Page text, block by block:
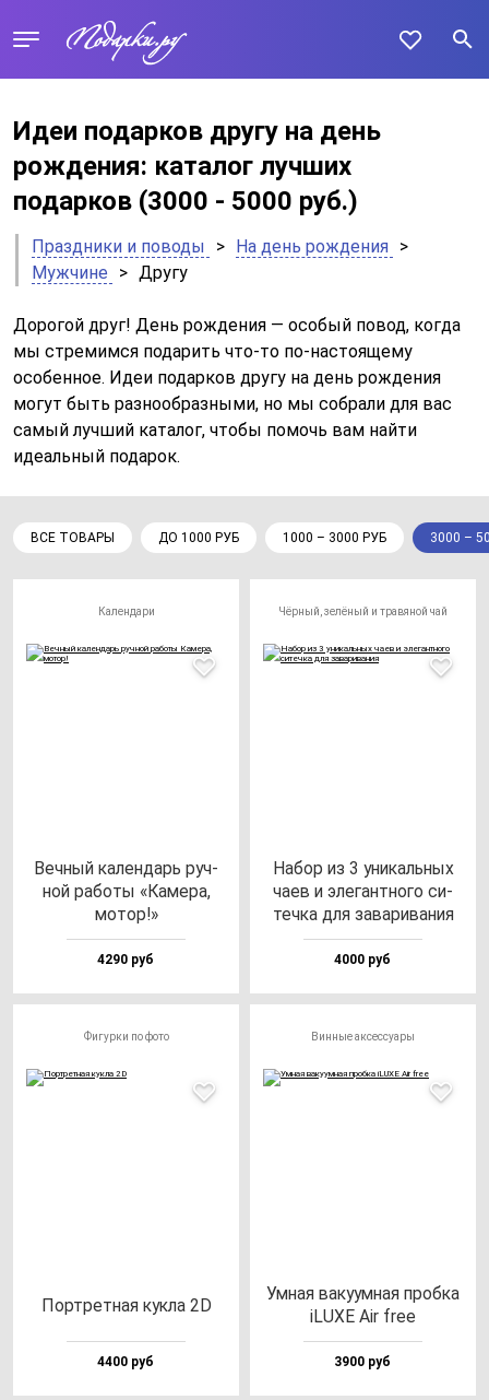
Идеи подарков другу на день
рождения: каталог лучших
подарков (3000 - 5000 руб.)
Праздники и поводы > На день рождения >
Мужчине
> Другу
Дорогой друг! День рождения — особый повод, когда
мы стремимся подарить что-то по-настоящему
особенное. Идеи подарков другу на день рождения
могут быть разнообразными, но мы собрали для вас
самый лучший каталог, чтобы помочь вам найти
идеальный подарок.
ВСЕ ТОВАРЫ ДО 1000 РУБ 1000 – 3000 РУБ 3000 –
Календари
Веч­ный ка­лен­дарь руч­
ной ра­бо­ты «Каме­ра,
мо­тор!»
4290 руб
Чёрный, зелёный и травяной чай
Набор из 3 уни­каль­ных
ча­ев и эле­ган­тно­го си­
теч­ка для за­ва­ри­ва­ния
4000 руб
Фигурки по фото
Пор­трет­ная кук­ла 2D
4400 руб
Винные аксессуары
Умная ва­ку­ум­ная проб­ка
iLUXE Air free
3900 руб